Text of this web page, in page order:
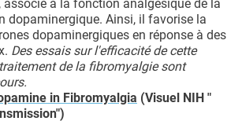
à la fonction analgésique de la
dopaminergique. Ainsi, il favorise la
dopaminergiques en réponse à des
Des essais sur l'efficacité de cette
de la fibromyalgie sont
in Fibromyalgia (Visuel NIH "